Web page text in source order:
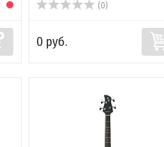
(0)
0 руб.